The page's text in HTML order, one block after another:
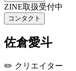
ZINE取扱受付中
コンタクト
佐倉愛斗
✏️ クリエイター